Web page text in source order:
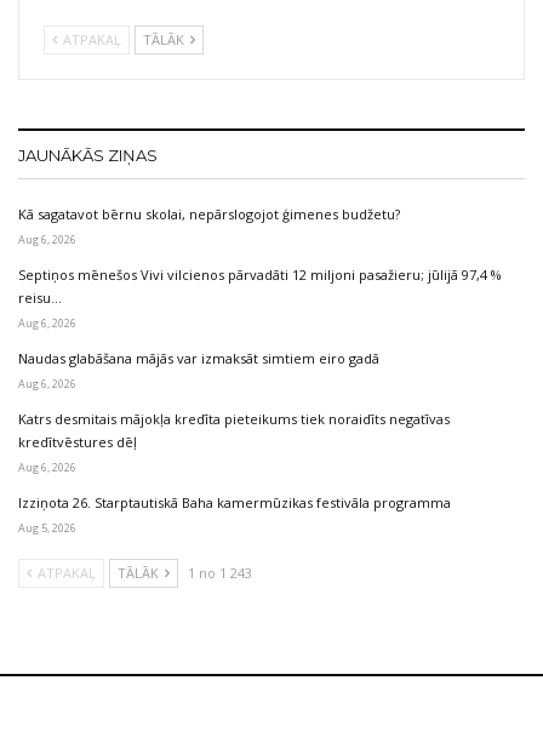
ATPAKAĻ TĀLĀK
JAUNĀKĀS ZIŅAS
Kā sagatavot bērnu skolai, nepārslogojot ģimenes budžetu?
Aug 6, 2026
Septiņos mēnešos Vivi vilcienos pārvadāti 12 miljoni pasažieru; jūlijā 97,4 %
reisu…
Aug 6, 2026
Naudas glabāšana mājās var izmaksāt simtiem eiro gadā
Aug 6, 2026
Katrs desmitais mājokļa kredīta pieteikums tiek noraidīts negatīvas
kredītvēstures dēļ
Aug 6, 2026
Izziņota 26. Starptautiskā Baha kamermūzikas festivāla programma
Aug 5, 2026
ATPAKAĻ TĀLĀK 1 no 1 243